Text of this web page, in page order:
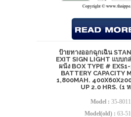
ป้ายทางออกฉุกเฉิน
EXIT SIGN LIGHT แบบก
ผนัง BOX TYPE #
BATTERY CAPACITY
1,800MAH.
UP 2.0 HRS. (1
Model : 35-8011
Model(old) : 63-